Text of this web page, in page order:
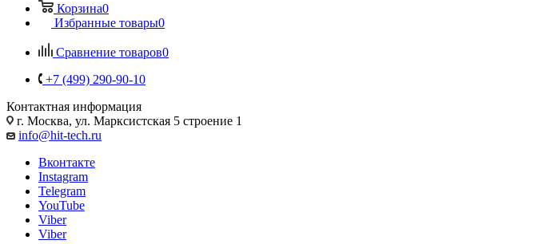
Корзина0
Избранные товары0
Сравнение товаров0
+7 (499) 290-90-10
Контактная информация
г. Москва, ул. Марксистская 5 строение 1
info@hit-tech.ru
Вконтакте
Instagram
Telegram
YouTube
Viber
Viber